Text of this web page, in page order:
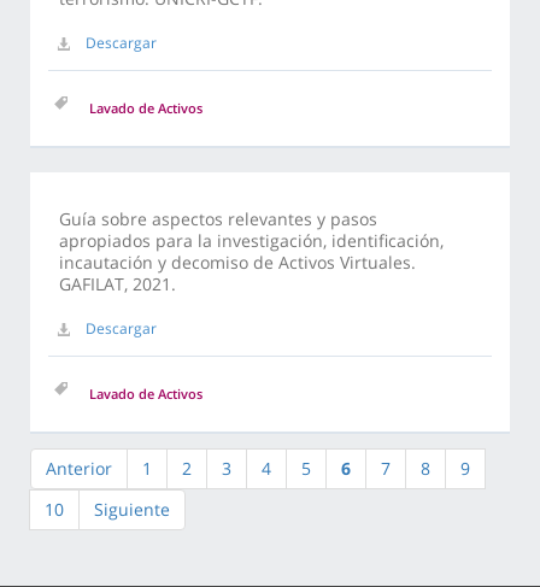
Descargar
Lavado de Activos
Guía sobre aspectos relevantes y pasos
apropiados para la investigación, identificación,
incautación y decomiso de Activos Virtuales.
GAFILAT, 2021.
Descargar
Lavado de Activos
Anterior 1 2 3 4 5 6 7 8
9
10
Siguiente